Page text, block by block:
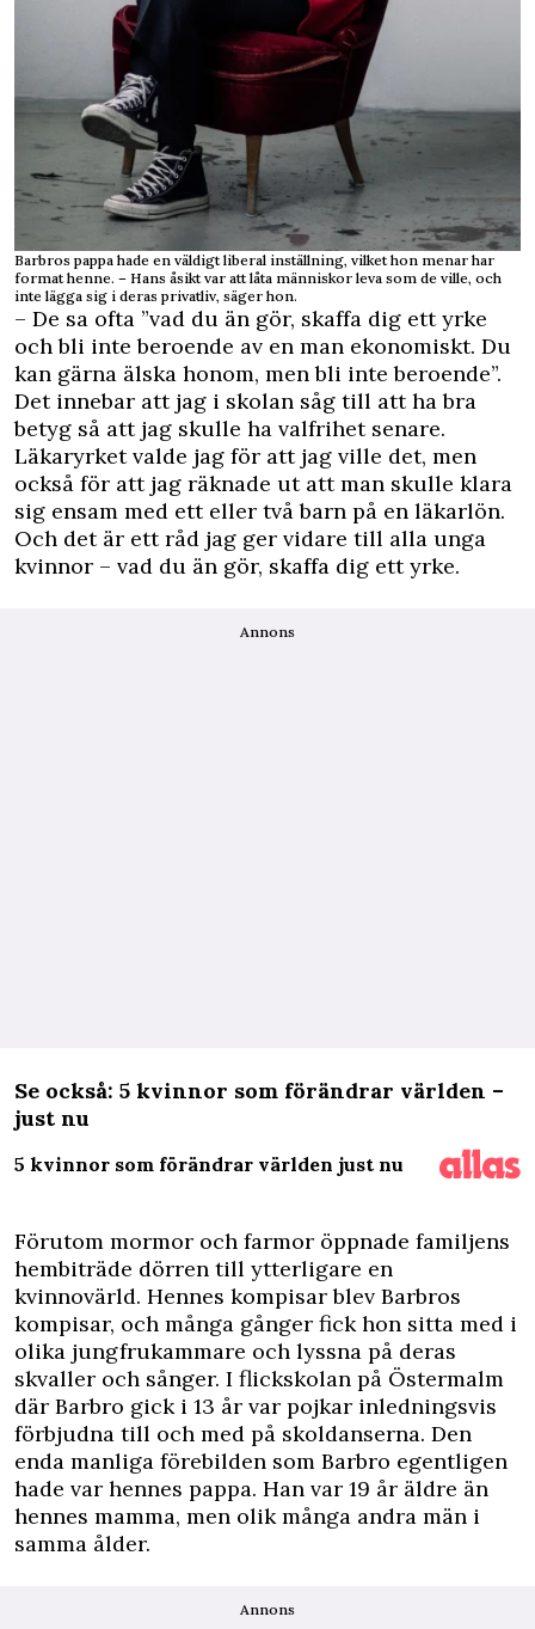
Barbros pappa hade en väldigt liberal inställning, vilket hon menar har
format henne. – Hans åsikt var att låta människor leva som de ville, och
inte lägga sig i deras privatliv, säger hon.
– De sa ofta ”vad du än gör, skaffa dig ett yrke
och bli inte beroende av en man ekonomiskt. Du
kan gärna älska honom, men bli inte beroende”.
Det innebar att jag i skolan såg till att ha bra
betyg så att jag skulle ha valfrihet senare.
Läkaryrket valde jag för att jag ville det, men
också för att jag räknade ut att man skulle klara
sig ensam med ett eller två barn på en läkarlön.
Och det är ett råd jag ger vidare till alla unga
kvinnor – vad du än gör, skaffa dig ett yrke.
Annons
Se också: 5 kvinnor som förändrar världen –
just nu
5 kvinnor som förändrar världen just nu
Förutom mormor och farmor öppnade familjens
hembiträde dörren till ytterligare en
kvinnovärld. Hennes kompisar blev Barbros
kompisar, och många gånger fick hon sitta med i
olika jungfrukammare och lyssna på deras
skvaller och sånger. I flickskolan på Östermalm
där Barbro gick i 13 år var pojkar inledningsvis
förbjudna till och med på skoldanserna. Den
enda manliga förebilden som Barbro egentligen
hade var hennes pappa. Han var 19 år äldre än
hennes mamma, men olik många andra män i
samma ålder.
Annons